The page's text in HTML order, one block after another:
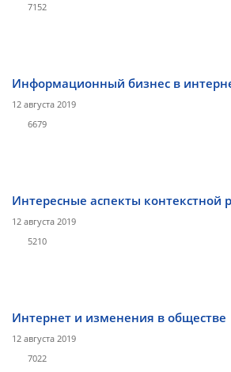
7152
Информационный бизнес в
12 августа 2019
6679
Интересные аспекты контекстной
12 августа 2019
5210
Интернет и изменения в обществе
12 августа 2019
7022